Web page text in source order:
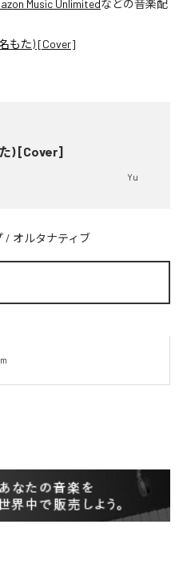
Music Unlimitedなどの音楽配
もた) [Cover]
) [Cover]
Yu
/ オルタナティブ